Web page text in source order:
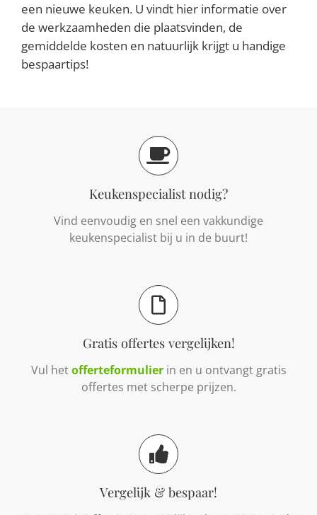
een nieuwe keuken. U vindt hier informatie over
de werkzaamheden die plaatsvinden, de
gemiddelde kosten en natuurlijk krijgt u handige
bespaartips!
Keukenspecialist nodig?
Vind eenvoudig en snel een vakkundige
keukenspecialist bij u in de buurt!
Gratis offertes vergelijken!
Vul hetofferteformulierin en u ontvangt gratis
offertes met scherpe prijzen.
Vergelijk & bespaar!